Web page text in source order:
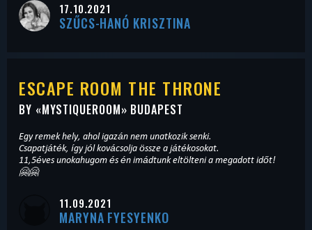
17.10.2021
SZŰCS-HANÓ KRISZTINA
ESCAPE ROOM THE THRONE
BY «MYSTIQUEROOM» BUDAPEST
Egy remek hely, ahol igazán nem unatkozik senki.
Csapatjáték, így jól kovácsolja össze a játékosokat.
11,5éves unokahugom és én imádtunk eltölteni a megadott időt!
🤗🤗
11.09.2021
MARYNA FYESYENKO